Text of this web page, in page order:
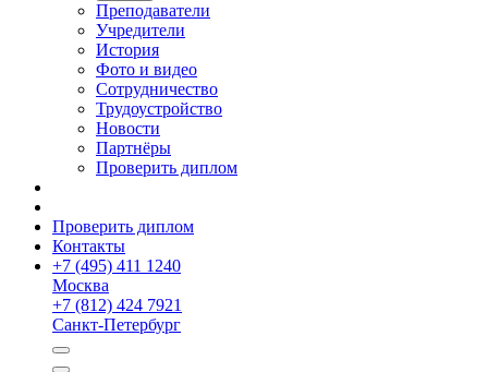
Преподаватели
Учредители
История
Фото и видео
Сотрудничество
Трудоустройство
Новости
Партнёры
Проверить диплом
Проверить диплом
Контакты
+7 (495) 411 1240
Москва
+7 (812) 424 7921
Санкт-Петербург